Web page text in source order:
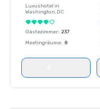
Luxushotel in
Washington, DC
Gästezimmer: 237
Meetingräume: 8